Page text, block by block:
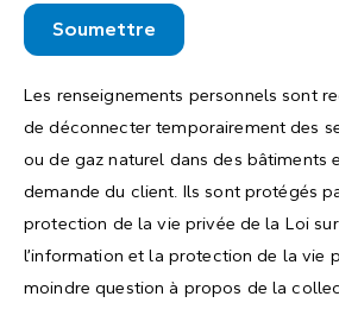
Les renseignements personnels sont
de déconnecter temporairement des
ou de gaz naturel dans des bâtiments
demande du client. Ils sont protégés
protection de la vie privée de la Loi sur
l’information et la protection de la vie
moindre question à propos de la